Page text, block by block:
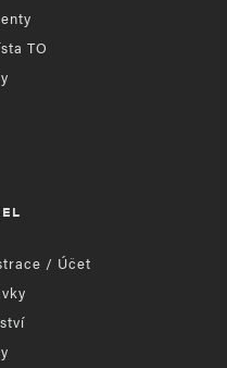
TO
/ Účet